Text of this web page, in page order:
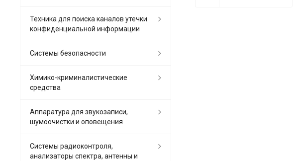
Техника для поиска каналов утечки
конфиденциальной информации
Системы безопасности
Химико-криминалистические
средства
Аппаратура для звукозаписи,
шумоочистки и оповещения
Системы радиоконтроля,
анализаторы спектра, антенны и